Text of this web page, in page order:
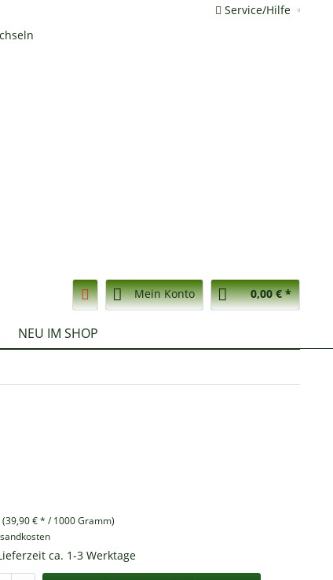
Service/Hilfe
Mein Konto 0,00 € *
NEU IM SHOP
€ * / 1000 Gramm)
ca. 1-3 Werktage